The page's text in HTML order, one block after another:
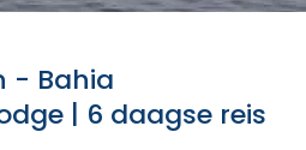
- Bahia
| 6 daagse reis